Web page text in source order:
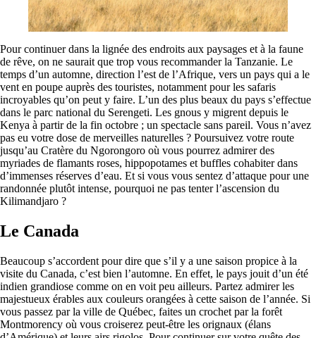
Pour continuer dans la lignée des endroits aux paysages et à la faune
de rêve, on ne saurait que trop vous recommander la Tanzanie. Le
temps d’un automne, direction l’est de l’Afrique, vers un pays qui a le
vent en poupe auprès des touristes, notamment pour les safaris
incroyables qu’on peut y faire. L’un des plus beaux du pays s’effectue
dans le parc national du Serengeti. Les gnous y migrent depuis le
Kenya à partir de la fin octobre ; un spectacle sans pareil. Vous n’avez
pas eu votre dose de merveilles naturelles ? Poursuivez votre route
jusqu’au Cratère du Ngorongoro où vous pourrez admirer des
myriades de flamants roses, hippopotames et buffles cohabiter dans
d’immenses réserves d’eau. Et si vous vous sentez d’attaque pour une
randonnée plutôt intense, pourquoi ne pas tenter l’ascension du
Kilimandjaro ?
Le Canada
Beaucoup s’accordent pour dire que s’il y a une saison propice à la
visite du Canada, c’est bien l’automne. En effet, le pays jouit d’un été
indien grandiose comme on en voit peu ailleurs. Partez admirer les
majestueux érables aux couleurs orangées à cette saison de l’année. Si
vous passez par la ville de Québec, faites un crochet par la forêt
Montmorency où vous croiserez peut-être les orignaux (élans